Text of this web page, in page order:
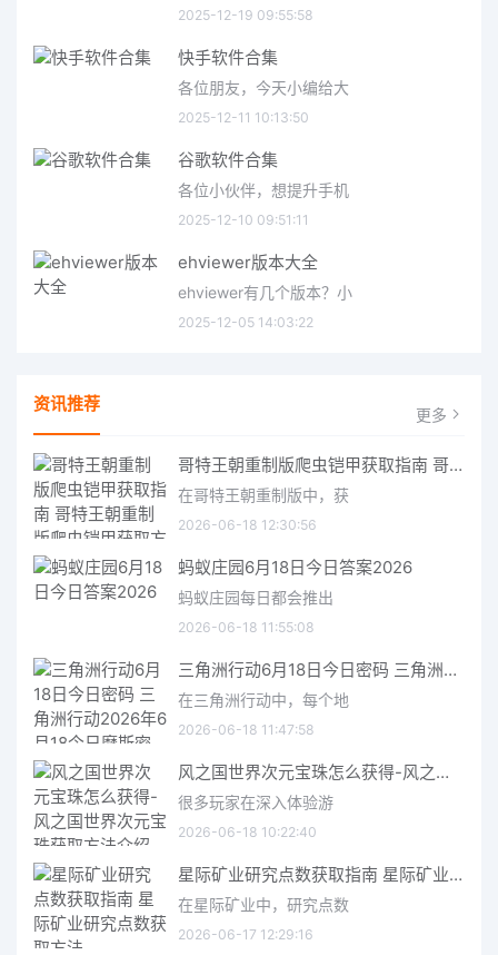
2025-12-19 09:55:58
快手软件合集
各位朋友，今天小编给大
2025-12-11 10:13:50
谷歌软件合集
各位小伙伴，想提升手机
2025-12-10 09:51:11
ehviewer版本大全
ehviewer有几个版本？小
2025-12-05 14:03:22
资讯推荐 更多
哥特王朝重制版爬虫铠甲获取指南 哥特王朝重制版爬虫铠甲获取方法
在哥特王朝重制版中，获
2026-06-18 12:30:56
蚂蚁庄园6月18日今日答案2026
蚂蚁庄园每日都会推出
2026-06-18 11:55:08
三角洲行动6月18日今日密码 三角洲行动2026年6月18今日摩斯密码分享
在三角洲行动中，每个地
2026-06-18 11:47:58
风之国世界次元宝珠怎么获得-风之国世界次元宝珠获取方法介绍
很多玩家在深入体验游
2026-06-18 10:22:40
星际矿业研究点数获取指南 星际矿业研究点数获取方法
在星际矿业中，研究点数
2026-06-17 12:29:16